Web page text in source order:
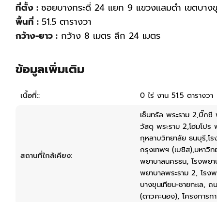
ที่ตั้ง : ซอยบางกระดี่ 24 แยก 9 แขวงแสมดำ เขตบาง
พื้นที่ : 51.5 ตารางวา
กว้าง-ยาว : กว้าง 8 เมตร ลึก 24 เมตร
ข้อมูลเพิ่มเติม
เนื้อที่:: 0 ไร่ งาน 51.5 ตารางวา
สถานที่ใกล้เคียง:
เซ็นทรัล พระราม 2,บิ๊กซี
วัสดุ พระราม 2,โฮมโปร
กุหลาบวิทยาลัย ธนบุรี,โร
กรุงเทพฯ (เบซิส),มหาวิท
พยาบาลนครธน, โรงพย
พยาบาลพระราม 2, โรง
บางขุนเทียน-ชายทะเล,
(ดาวคะนอง), โครงการ